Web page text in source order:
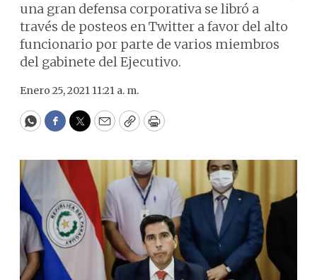
una gran defensa corporativa se libró a
través de posteos en Twitter a favor del alto
funcionario por parte de varios miembros
del gabinete del Ejecutivo.
Enero 25, 2021 11:21 a. m.
WhatsApp
Facebook
Twitter
EmailCopyPrint